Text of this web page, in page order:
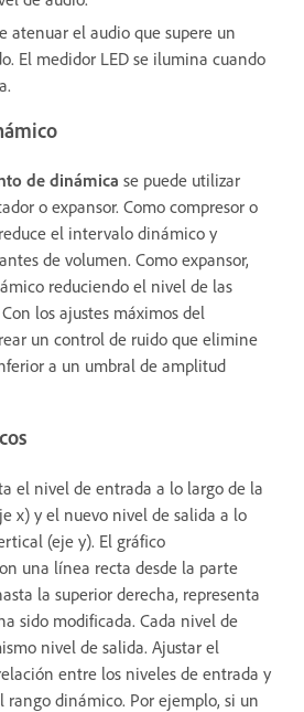
atenuar el audio que supere un
El medidor LED se ilumina cuando
de dinámica se puede utilizar
o expansor. Como compresor o
el intervalo dinámico y
de volumen. Como expansor,
reduciendo el nivel de las
los ajustes máximos del
un control de ruido que elimine
a un umbral de amplitud
el nivel de entrada a lo largo de la
x) y el nuevo nivel de salida a lo
(eje y). El gráfico
una línea recta desde la parte
la superior derecha, representa
sido modificada. Cada nivel de
nivel de salida. Ajustar el
entre los niveles de entrada y
rango dinámico. Por ejemplo, si un